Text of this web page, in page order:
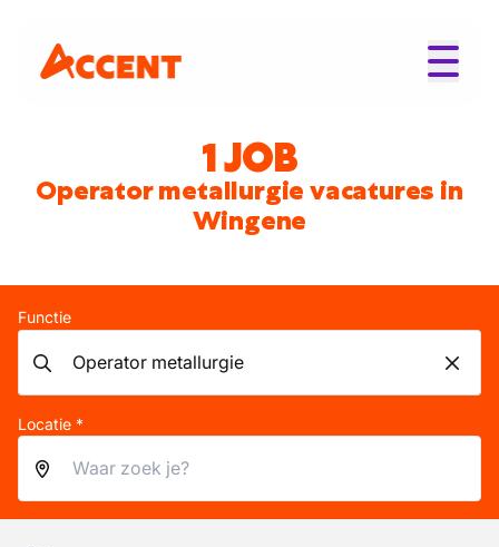
1 JOB
Operator metallurgie vacatures in
Wingene
Functie
Locatie *